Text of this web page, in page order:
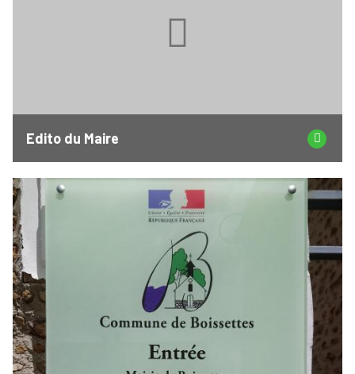
Edito du Maire